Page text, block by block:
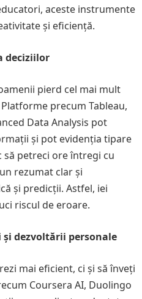
aceste instrumente
și eficiență.
deciziilor
pierd cel mai mult
precum Tableau,
Data Analysis pot
și pot evidenția tipare
să petreci ore întregi cu
rezumat clar și
și predicții. Astfel, iei
riscul de eroare.
dezvoltării personale
mai eficient, ci și să înveți
Coursera AI, Duolingo